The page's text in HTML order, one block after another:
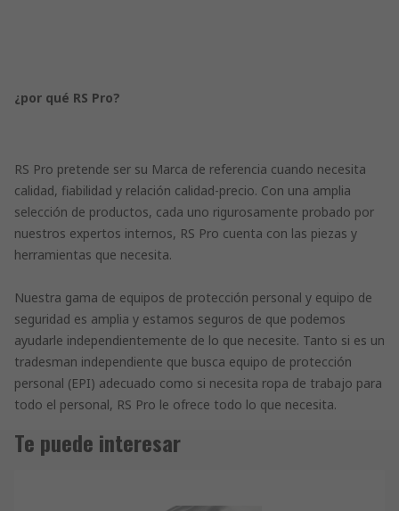
¿por qué RS Pro?
RS Pro pretende ser su Marca de referencia cuando necesita
calidad, fiabilidad y relación calidad-precio. Con una amplia
selección de productos, cada uno rigurosamente probado por
nuestros expertos internos, RS Pro cuenta con las piezas y
herramientas que necesita.
Nuestra gama de equipos de protección personal y equipo de
seguridad es amplia y estamos seguros de que podemos
ayudarle independientemente de lo que necesite. Tanto si es un
tradesman independiente que busca equipo de protección
personal (EPI) adecuado como si necesita ropa de trabajo para
todo el personal, RS Pro le ofrece todo lo que necesita.
Te puede interesar